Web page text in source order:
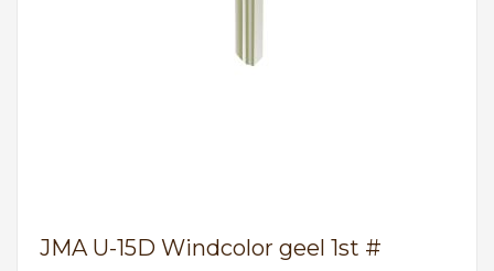
JMA U-15D Windcolor geel 1st #